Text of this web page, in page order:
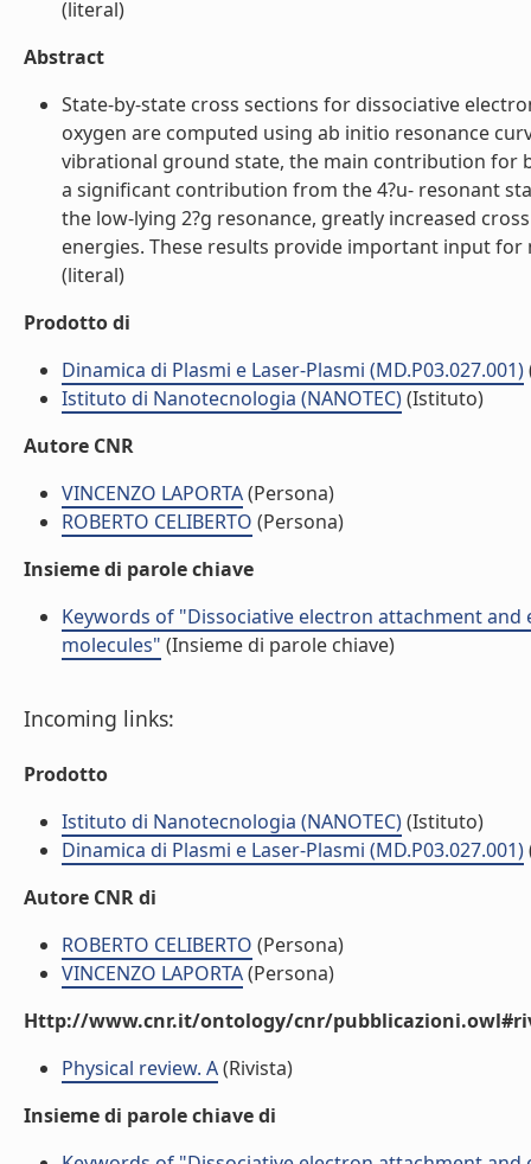
(literal)
Abstract
State-by-state cross sections for dissociative
oxygen are computed using ab initio resonance
vibrational ground state, the main contribution for
a significant contribution from the 4?u- resonant
the low-lying 2?g resonance, greatly increased
energies. These results provide important input
(literal)
Prodotto di
Dinamica di Plasmi e Laser-Plasmi (MD.P03.027.001)
Istituto di Nanotecnologia (NANOTEC)(Istituto)
Autore CNR
VINCENZO LAPORTA(Persona)
ROBERTO CELIBERTO (Persona)
Insieme di parole chiave
Keywords of "Dissociative electron attachment
molecules" (Insieme di parole chiave)
Incoming links:
Prodotto
Istituto di Nanotecnologia (NANOTEC)(Istituto)
Dinamica di Plasmi e Laser-Plasmi (MD.P03.027.001)
Autore CNR di
ROBERTO CELIBERTO (Persona)
VINCENZO LAPORTA(Persona)
Http://www.cnr.it/ontology/cnr/
Physical review. A(Rivista)
Insieme di parole chiave di